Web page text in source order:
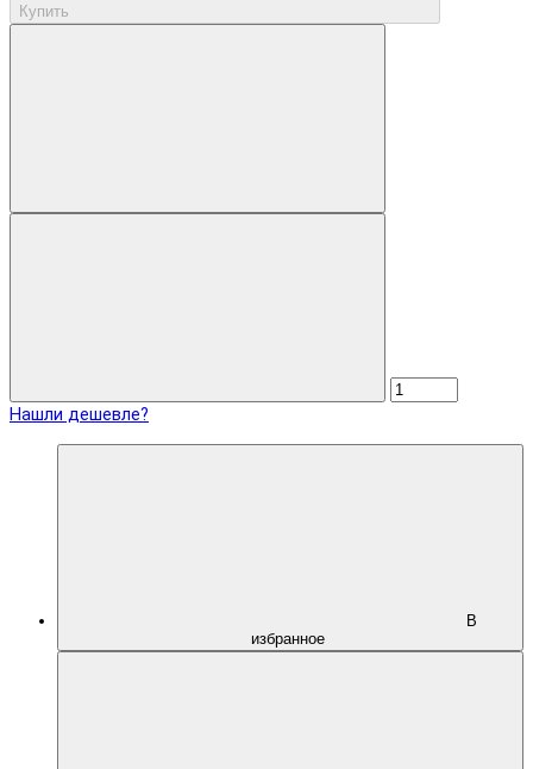
Купить
Нашли дешевле?
В
избранное